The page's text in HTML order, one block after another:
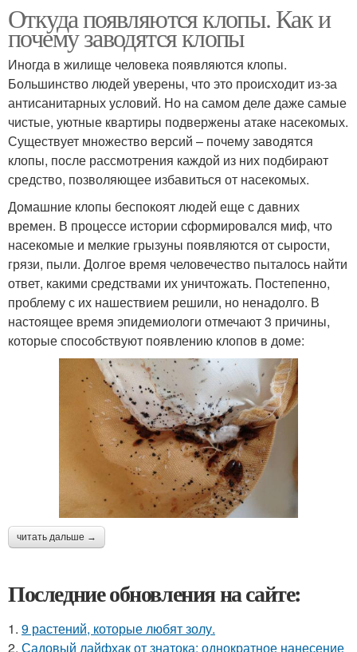
Откуда появляются клопы. Как и
почему заводятся клопы
Иногда в жилище человека появляются клопы.
Большинство людей уверены, что это происходит из-за
антисанитарных условий. Но на самом деле даже самые
чистые, уютные квартиры подвержены атаке насекомых.
Существует множество версий – почему заводятся
клопы, после рассмотрения каждой из них подбирают
средство, позволяющее избавиться от насекомых.
Домашние клопы беспокоят людей еще с давних
времен. В процессе истории сформировался миф, что
насекомые и мелкие грызуны появляются от сырости,
грязи, пыли. Долгое время человечество пыталось найти
ответ, какими средствами их уничтожать. Постепенно,
проблему с их нашествием решили, но ненадолго. В
настоящее время эпидемиологи отмечают 3 причины,
которые способствуют появлению клопов в доме:
читать дальше →
Последние обновления на сайте:
1. 9 растений, которые любят золу.
2. Садовый лайфхак от знатока: однократное нанесение